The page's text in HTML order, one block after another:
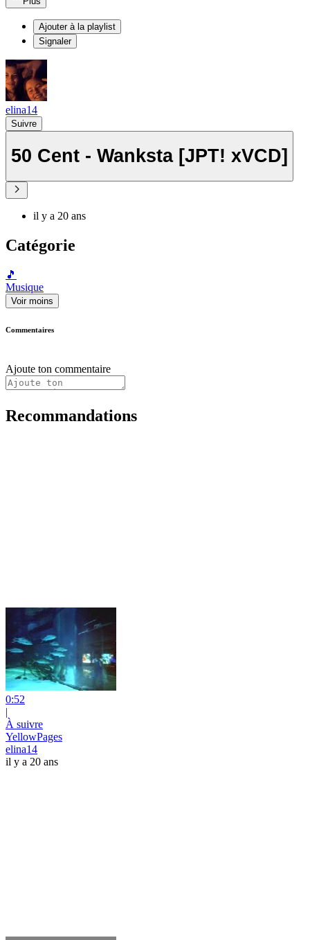
Ajouter à la playlist
Signaler
elina14
Suivre
50 Cent - Wanksta [JPT! xVCD]
il y a 20 ans
Catégorie
🎵
Musique
Voir moins
Commentaires
Ajoute ton commentaire
Recommandations
0:52
|
À suivre
YellowPages
elina14
il y a 20 ans